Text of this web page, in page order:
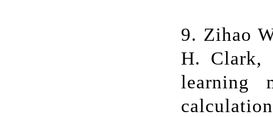
9. Zihao
H. Clark,
learning